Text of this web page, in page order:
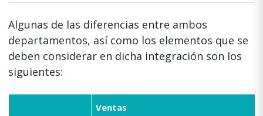
Algunas de las diferencias entre ambos
departamentos, así como los elementos que se
deben considerar en dicha integración son los
siguientes:
Ventas